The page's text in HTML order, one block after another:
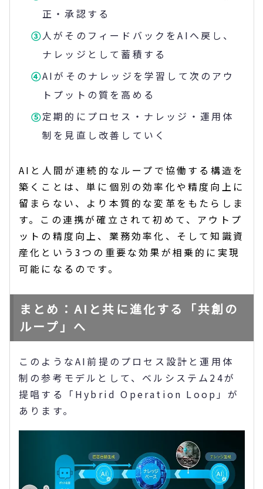
正・承認する
人がそのフィードバックをAIへ戻し、
ナレッジとして蓄積する
AIがそのナレッジを学習して次のアウ
トプットの質を高める
定期的にプロセス・ナレッジ・運用体
制を見直し改善していく
AIと人間が連続的なループで協働する構造を
築くことは、単に個別の効率化や精度向上に
留まらない、より本質的な変革をもたらしま
す。この連携が確立されて初めて、アウトプ
ットの精度向上、業務効率化、そして知識資
産化という3つの重要な効果が相乗的に実現
可能になるのです。
まとめ：AIと共に進化する「共創の
ループ」へ
このようなAI前提のプロセス設計と運用体
制の参考モデルとして、ベルシステム24が
提唱する「Hybrid Operation Loop」が
あります。